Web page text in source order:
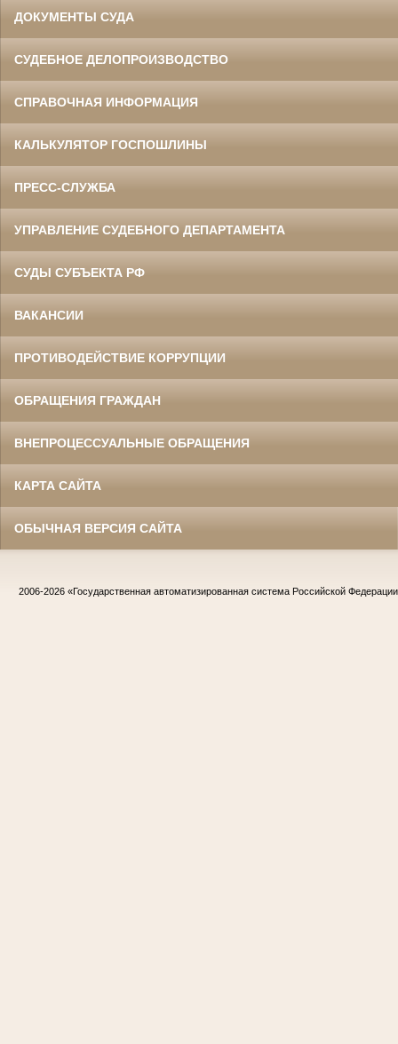
ДОКУМЕНТЫ СУДА
СУДЕБНОЕ ДЕЛОПРОИЗВОДСТВО
СПРАВОЧНАЯ ИНФОРМАЦИЯ
КАЛЬКУЛЯТОР ГОСПОШЛИНЫ
ПРЕСС-СЛУЖБА
УПРАВЛЕНИЕ СУДЕБНОГО ДЕПАРТАМЕНТА
СУДЫ СУБЪЕКТА РФ
ВАКАНСИИ
ПРОТИВОДЕЙСТВИЕ КОРРУПЦИИ
ОБРАЩЕНИЯ ГРАЖДАН
ВНЕПРОЦЕССУАЛЬНЫЕ ОБРАЩЕНИЯ
КАРТА САЙТА
ОБЫЧНАЯ ВЕРСИЯ САЙТА
2006-2026 «Государственная автоматизированная система Российской